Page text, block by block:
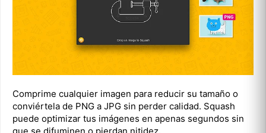
Comprime cualquier imagen para reducir su tamaño o
conviértela de PNG a JPG sin perder calidad. Squash
puede optimizar tus imágenes en apenas segundos sin